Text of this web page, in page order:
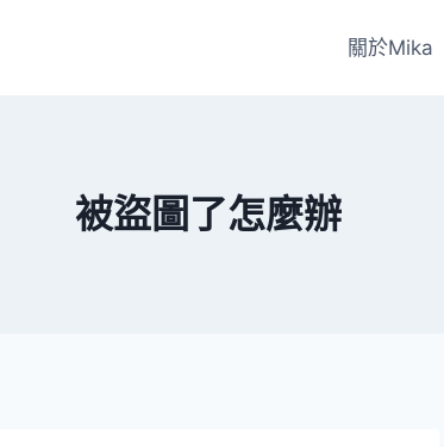
關於Mika
被盜圖了怎麼辦